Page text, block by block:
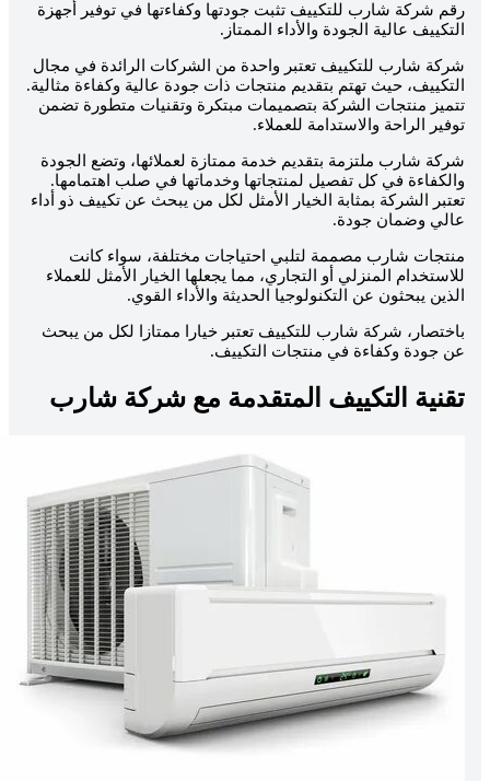
رقم شركة شارب للتكييف تثبت جودتها وكفاءتها في توفير أجهزة
التكييف عالية الجودة والأداء الممتاز.
شركة شارب للتكييف تعتبر واحدة من الشركات الرائدة في مجال
التكييف، حيث تهتم بتقديم منتجات ذات جودة عالية وكفاءة مثالية.
تتميز منتجات الشركة بتصميمات مبتكرة وتقنيات متطورة تضمن
توفير الراحة والاستدامة للعملاء.
شركة شارب ملتزمة بتقديم خدمة ممتازة لعملائها، وتضع الجودة
والكفاءة في كل تفصيل لمنتجاتها وخدماتها في صلب اهتمامها.
تعتبر الشركة بمثابة الخيار الأمثل لكل من يبحث عن تكييف ذو أداء
عالي وضمان جودة.
منتجات شارب مصممة لتلبي احتياجات مختلفة، سواء كانت
للاستخدام المنزلي أو التجاري، مما يجعلها الخيار الأمثل للعملاء
الذين يبحثون عن التكنولوجيا الحديثة والأداء القوي.
باختصار، شركة شارب للتكييف تعتبر خيارا ممتازا لكل من يبحث
عن جودة وكفاءة في منتجات التكييف.
تقنية التكييف المتقدمة مع شركة شارب